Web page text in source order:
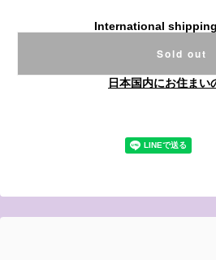
International
Sold out
日本国内にお住まい